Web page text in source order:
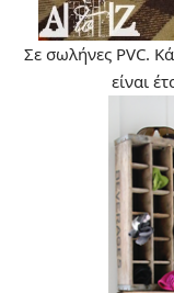
Σε σωλήνες PVC.
είναι